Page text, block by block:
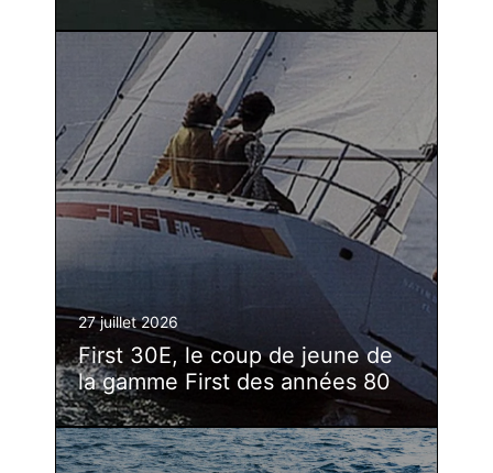
27 juillet 2026
First 30E, le coup de jeune de
la gamme First des années 80